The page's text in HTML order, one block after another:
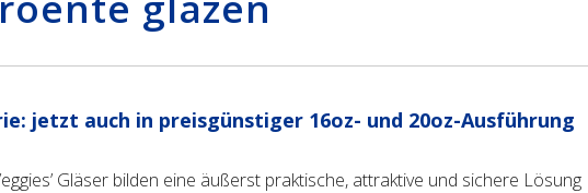
jetzt auch in preisgünstiger 16oz- und 20oz-Ausführung
Gläser bilden eine äußerst praktische, attraktive und sichere Lösung